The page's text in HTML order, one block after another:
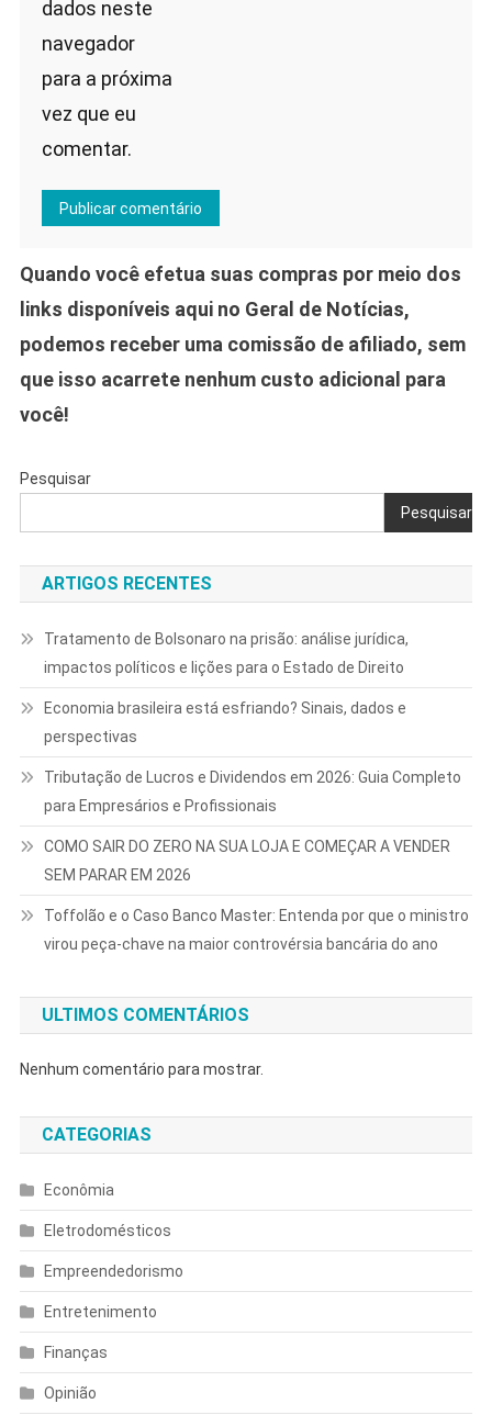
dados neste
navegador
para a próxima
vez que eu
comentar.
Quando você efetua suas compras por meio dos
links disponíveis aqui no Geral de Notícias,
podemos receber uma comissão de afiliado, sem
que isso acarrete nenhum custo adicional para
você!
Pesquisar
Pesquisar
ARTIGOS RECENTES
Tratamento de Bolsonaro na prisão: análise jurídica,
impactos políticos e lições para o Estado de Direito
Economia brasileira está esfriando? Sinais, dados e
perspectivas
Tributação de Lucros e Dividendos em 2026: Guia Completo
para Empresários e Profissionais
COMO SAIR DO ZERO NA SUA LOJA E COMEÇAR A VENDER
SEM PARAR EM 2026
Toffolão e o Caso Banco Master: Entenda por que o ministro
virou peça-chave na maior controvérsia bancária do ano
ULTIMOS COMENTÁRIOS
Nenhum comentário para mostrar.
CATEGORIAS
Econômia
Eletrodomésticos
Empreendedorismo
Entretenimento
Finanças
Opinião